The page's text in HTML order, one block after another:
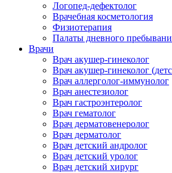
Логопед-дефектолог
Врачебная косметология
Физиотерапия
Палаты дневного
Врачи
Врач акушер-гинеколог
Врач акушер-гинеколог
Врач аллерголог-иммунолог
Врач анестезиолог
Врач гастроэнтеролог
Врач гематолог
Врач дерматовенеролог
Врач дерматолог
Врач детский андролог
Врач детский уролог
Врач детский хирург